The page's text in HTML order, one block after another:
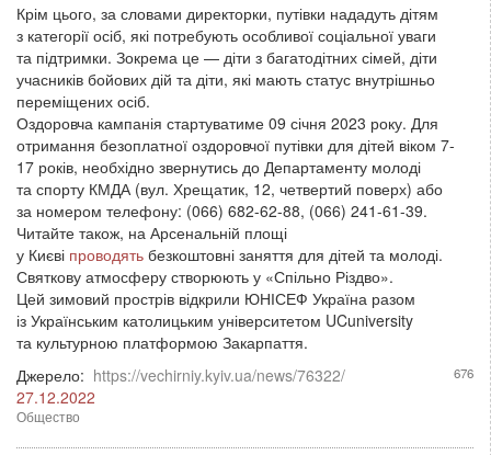
Крім цього, за словами директорки, путівки нададуть дітям
з категорії осіб, які потребують особливої соціальної уваги
та підтримки. Зокрема це — діти з багатодітних сімей, діти
учасників бойових дій та діти, які мають статус внутрішньо
переміщених осіб.
Оздоровча кампанія стартуватиме 09 січня 2023 року. Для
отримання безоплатної оздоровчої путівки для дітей віком 7-
17 років, необхідно звернутись до Департаменту молоді
та спорту КМДА (вул. Хрещатик, 12, четвертий поверх) або
за номером телефону: (066) 682-62-88, (066) 241-61-39.
Читайте також, на Арсенальній площі
у Києві проводять безкоштовні заняття для дітей та молоді.
Святкову атмосферу створюють у «Спільно Різдво».
Цей зимовий прострів відкрили ЮНІСЕФ Україна разом
із Українським католицьким університетом UCuniversity
та культурною платформою Закарпаття.
Джерело: https://vechirniy.kyiv.ua/news/76322/ 676
27.12.2022
Общество